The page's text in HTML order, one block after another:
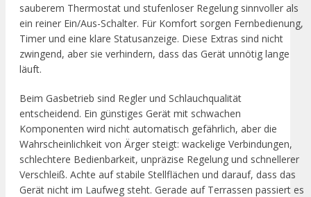
sauberem Thermostat und stufenloser Regelung sinnvoller als
ein reiner Ein/Aus-Schalter. Für Komfort sorgen Fernbedienung,
Timer und eine klare Statusanzeige. Diese Extras sind nicht
zwingend, aber sie verhindern, dass das Gerät unnötig lange
läuft.
Beim Gasbetrieb sind Regler und Schlauchqualität
entscheidend. Ein günstiges Gerät mit schwachen
Komponenten wird nicht automatisch gefährlich, aber die
Wahrscheinlichkeit von Ärger steigt: wackelige Verbindungen,
schlechtere Bedienbarkeit, unpräzise Regelung und schnellerer
Verschleiß. Achte auf stabile Stellflächen und darauf, dass das
Gerät nicht im Laufweg steht. Gerade auf Terrassen passiert es